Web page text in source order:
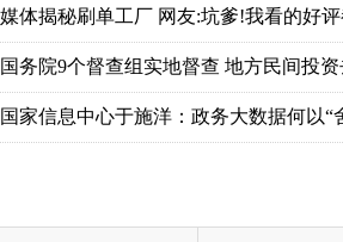
媒体揭秘刷单工厂 网友:坑爹!我看的好
国务院9个督查组实地督查 地方民间投资
国家信息中心于施洋：政务大数据何以“